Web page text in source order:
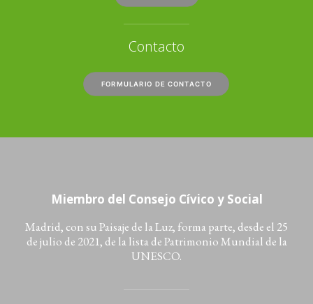
Contacto
FORMULARIO DE CONTACTO
Miembro del Consejo Cívico y Social
Madrid, con su Paisaje de la Luz, forma parte, desde el 25
de julio de 2021, de la lista de Patrimonio Mundial de la
UNESCO.